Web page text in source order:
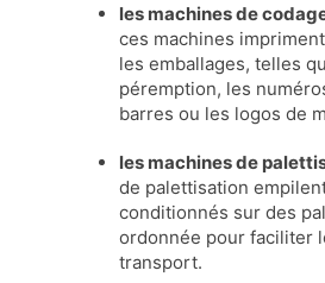
les machines de
ces machines
les emballages, telles
péremption, les
barres ou les logos de
les machines de
de palettisation
conditionnés sur des
ordonnée pour faciliter
transport.